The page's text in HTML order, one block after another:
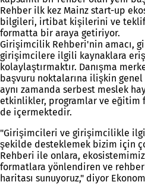
Rehber ilk kez Mainz start-up
bilgileri, irtibat kişilerini ve
formatta bir araya getiriyor.
Girişimcilik Rehberi'nin amacı,
girişimcilere ilgili kaynaklara
kolaylaştırmaktır. Danışma
başvuru noktalarına ilişkin genel
aynı zamanda serbest meslek
etkinlikler, programlar ve eğitim
de içermektedir.
"Girişimcileri ve girişimcilikle
şekilde desteklemek bizim için
Rehberi ile onlara,
formatlara yönlendiren ve
haritası sunuyoruz," diyor